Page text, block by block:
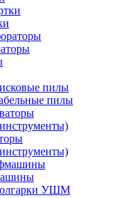
пилы
пилы
УШМ